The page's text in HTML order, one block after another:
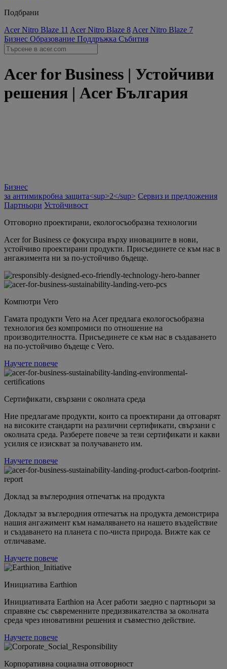
Подбрани
Acer Nitro Blaze 11 Acer Nitro Blaze 8 Acer Nitro Blaze 7
Бизнес Образование Поддръжка Събития
Acer for Business | Устойчиви
решения | Acer България
Бизнес
за антимикробна защита<sup>2</sup> Сервиз и предложения
Партньори Устойчивост
Отговорно проектирани, екологосъобразна технологии
Acer for Business се фокусира върху иновациите в нови,
устойчиво проектирани продукти. Присъединете се към нас в
ангажимента ни за по-устойчиво бъдеще.
Компютри Vero
Гамата продукти Vero на Acer предлага екологосъобразна
технология без компромиси по отношение на
производителността. Присъединете се към нас в създаването
на по-устойчиво бъдеще с Vero.
Научете повече
Сертификати, свързани с околната среда
Ние предлагаме продукти, които са проектирани да отговарят
на високите стандарти на различни сертификати, свързани с
околната среда. Разберете повече за тези сертификати и какви
усилия се изискват за получаването им.
Научете повече
Доклад за въглеродния отпечатък на продукта
Докладът за въглеродния отпечатък на продукта демонстрира
нашия ангажимент към намаляването на нашето въздействие
и създаването на планета с по-чиста природа. Вижте как се
отличаваме.
Научете повече
Инициатива Earthion
Инициативата Earthion на Acer работи заедно с партньори за
справяне със съвременните предизвикателства за околната
среда чрез иновативни решения и съвместно действие.
Научете повече
Корпоративна социална отговорност